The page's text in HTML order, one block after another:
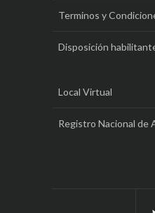
Terminos y
Disposición
Local Virtual
Registro Nacional de